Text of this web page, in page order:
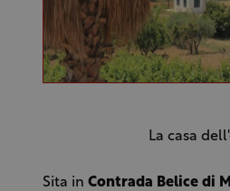
La casa
Sita in Contrada Belice di